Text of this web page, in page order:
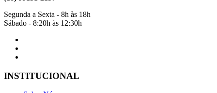
Segunda a Sexta - 8h às 18h
Sábado - 8:20h às 12:30h
INSTITUCIONAL